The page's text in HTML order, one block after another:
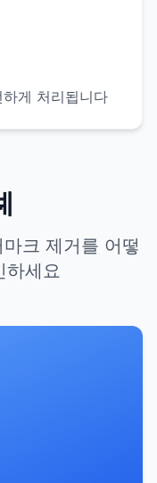
게 처리됩니다
크 제거를 어떻
하세요